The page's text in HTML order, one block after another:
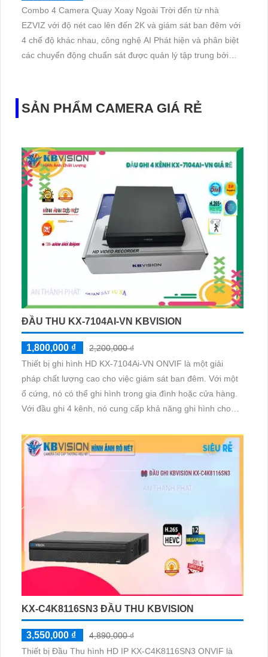
Combo 4 Camera Quay Xoay Ngoài Trời đến từ nhà
EZVIZ với độ nét cao lên đến 2K và giám sát ban đêm với
4 chế độ khác nhau, công nghệ AI Phát hiện và phân biệt
các chuyển động chuẩn sát được quản lý tập trung bởi
SẢN PHẨM CAMERA GIÁ RẺ
ĐẦU THU KX-7104AI-VN KBVISION
1,800,000 ₫
2,200,000 ₫
Thiết bị ghi hình HD KX-7104Ai-VN ONVIF là một giải
pháp chất lượng cao cho việc giám sát ban đêm. Với một
ổ cứng, nó có thể ghi hình trong gia đình hoặc cửa hàng.
Với đầu ghi 4 kênh, nó cung cấp khả năng ghi hình cho
thuật như AHD, CVI, TVI, BCS, giúp tiết kiệm chi phí
KX-C4K8116SN3 ĐẦU THU KBVISION
3,550,000 ₫
4,890,000 ₫
Thiết bị Đầu Thu hình HD IP KX-C4K8116SN3 ONVIF là